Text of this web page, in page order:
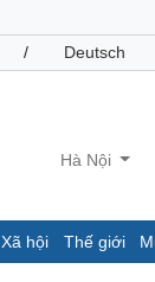
/ Deutsch
Hà Nội
Xã hội Thế giới